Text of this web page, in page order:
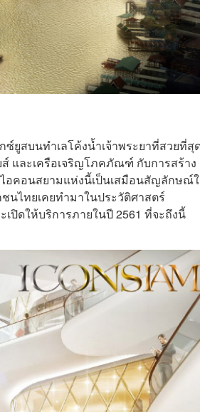
ยูสบนทำเลโค้งน้ำเจ้าพระยาที่สวยที่สุ
และเครือเจริญโภคภัณฑ์ กับการสร้าง
ไอคอนสยามแห่งนี้เป็นเสมือนสัญลักษณ์
นไทยเคยทํามาในประวัติศาสตร์
เปิดให้บริการภายในปี 2561 ที่จะถึงนี้